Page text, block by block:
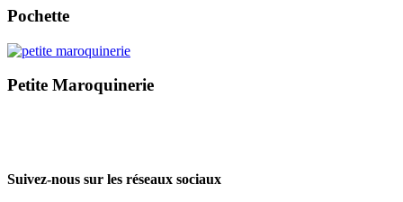
Pochette
Petite Maroquinerie
Suivez-nous sur les réseaux sociaux